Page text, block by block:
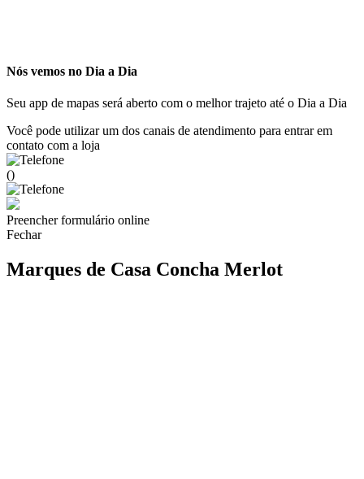
Nós vemos no Dia a Dia
Seu app de mapas será aberto com o melhor trajeto até o Dia a Dia
Você pode utilizar um dos canais de atendimento para entrar em
contato com a loja
()
Preencher formulário online
Fechar
Marques de Casa Concha Merlot